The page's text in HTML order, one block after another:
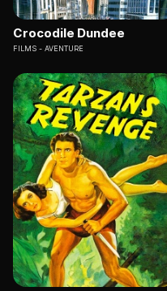
Crocodile Dundee
FILMS AVENTURE